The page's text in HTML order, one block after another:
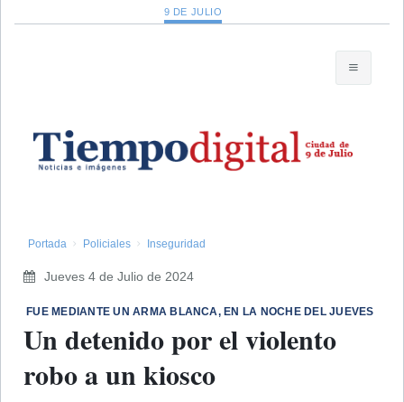
9 DE JULIO
Portada Policiales Inseguridad
Jueves 4 de Julio de 2024
​ FUE MEDIANTE UN ARMA BLANCA, EN LA NOCHE DEL JUEVES
Un detenido por el violento
robo a un kiosco